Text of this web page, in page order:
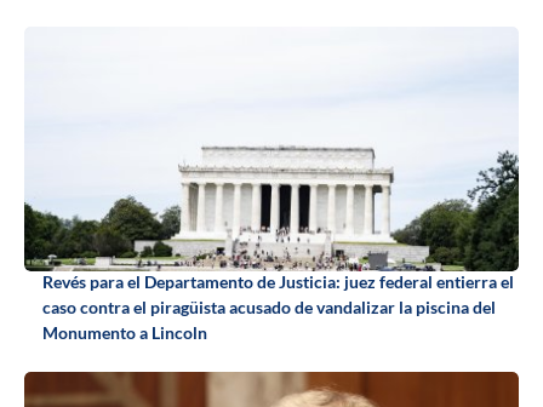
Revés para el Departamento de Justicia: juez federal entierra el
caso contra el piragüista acusado de vandalizar la piscina del
Monumento a Lincoln